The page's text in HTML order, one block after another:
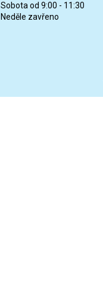
Sobota od 9:00 - 11:30
Neděle zavřeno